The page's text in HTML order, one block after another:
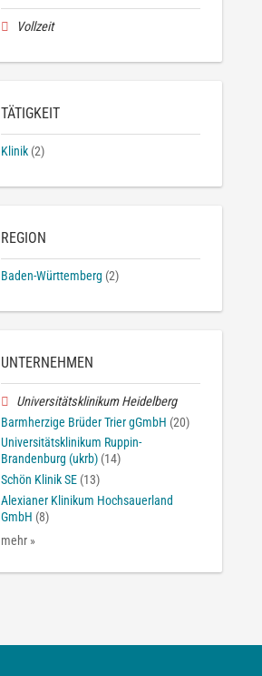
Vollzeit
TÄTIGKEIT
Klinik (2)
REGION
Baden-Württemberg (2)
UNTERNEHMEN
Universitätsklinikum Heidelberg
Barmherzige Brüder Trier gGmbH (20)
Universitätsklinikum Ruppin-
Brandenburg (ukrb) (14)
Schön Klinik SE (13)
Alexianer Klinikum Hochsauerland
GmbH (8)
mehr »